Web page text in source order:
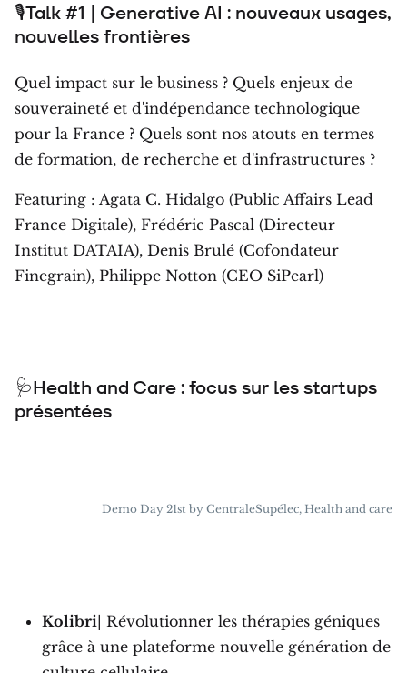
🎙Talk #1 | Generative AI : nouveaux usages,
nouvelles frontières
Quel impact sur le business ? Quels enjeux de
souveraineté et d'indépendance technologique
pour la France ? Quels sont nos atouts en termes
de formation, de recherche et d'infrastructures ?
Featuring : Agata C. Hidalgo (Public Affairs Lead
France Digitale), Frédéric Pascal (Directeur
Institut DATAIA), Denis Brulé (Cofondateur
Finegrain), Philippe Notton (CEO SiPearl)
🩺Health and Care : focus sur les startups
présentées
Demo Day 21st by CentraleSupélec, Health and care
Kolibri | Révolutionner les thérapies géniques
grâce à une plateforme nouvelle génération de